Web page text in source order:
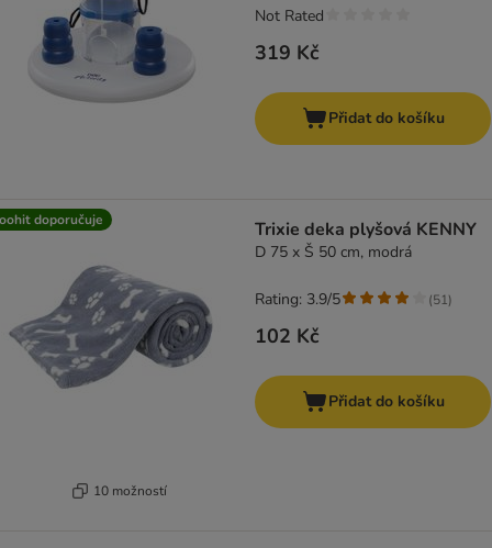
319 Kč
Not Rated
Přidat do košíku
doporučuje
10 možností
Trixie deka plyšová KENNY
D 75 x Š 50 cm, modrá
102 Kč
Rating: 3.9/5 (51)
Přidat do košíku